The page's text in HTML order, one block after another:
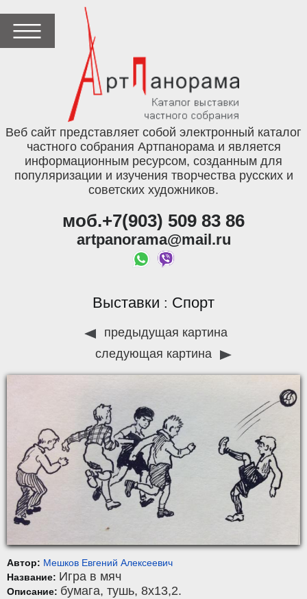
Веб сайт представляет собой электронный каталог
частного собрания Артпанорама и является
информационным ресурсом, созданным для
популяризации и изучения творчества русских и
советских художников.
моб.+7(903) 509 83 86
artpanorama@mail.ru
Выставки : Спорт
предыдущая картина
следующая картина
Автор: Мешков Евгений Алексеевич
Название: Игра в мяч
Описание: бумага, тушь, 8x13,2.